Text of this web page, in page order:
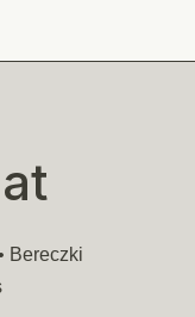
Bereczki